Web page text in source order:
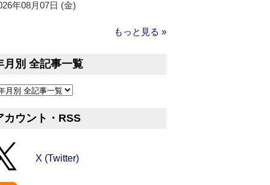
年08月07日 (金)
もっと見る »
月別 全記事一覧
カウント・RSS
X (Twitter)